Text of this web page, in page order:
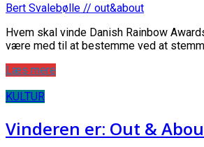
Bert Svalebølle // out&about
Hvem skal vinde Danish Rainbow
være med til at bestemme ved at
Læs mere
KULTUR
Vinderen er: Out &